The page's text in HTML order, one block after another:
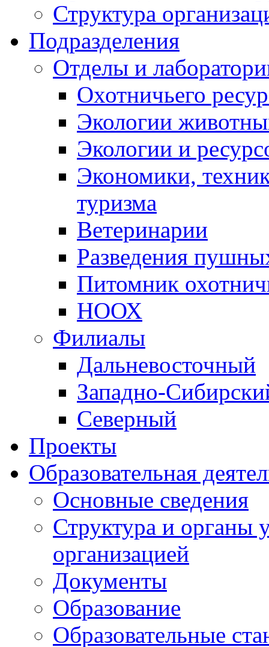
Структура
Подразделения
Отделы и
Охотничьего
Экологии
Экологии и
Экономики,
туризма
Ветеринарии
Разведения
Питомник
НООХ
Филиалы
Дальневосточный
Западно-
Северный
Проекты
Образовательная
Основные сведения
Структура и органы
организацией
Документы
Образование
Образовательные